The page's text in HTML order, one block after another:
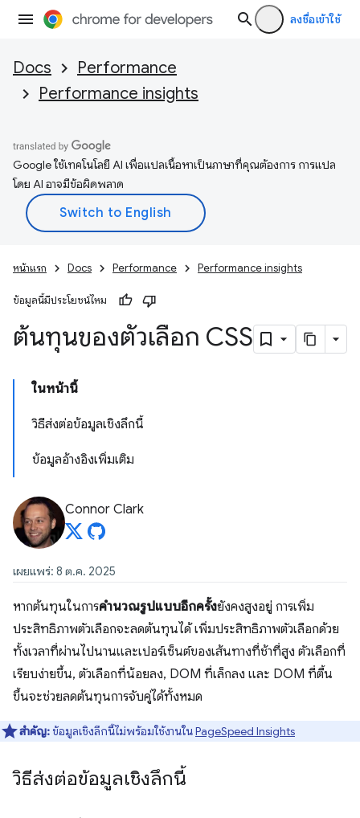
ลงชื่อเข้าใช้
Docs
Performance
Performance insights
Google ใช้เทคโนโลยี AI เพื่อแปลเนื้อหาเป็นภาษาที่คุณต้องการ การแปล
โดย AI อาจมีข้อผิดพลาด
หน้าแรก Docs Performance Performance insights
ข้อมูลนี้มีประโยชน์ไหม
ต้นทุนของตัวเลือก CSS
ในหน้านี้
วิธีส่งต่อข้อมูลเชิงลึกนี้
ข้อมูลอ้างอิงเพิ่มเติม
Connor Clark
เผยแพร่: 8 ต.ค. 2025
หากต้นทุนในการคำนวณรูปแบบอีกครั้งยังคงสูงอยู่ การเพิ่ม
ประสิทธิภาพตัวเลือกจะลดต้นทุนได้ เพิ่มประสิทธิภาพตัวเลือกด้วย
ทั้งเวลาที่ผ่านไปนานและเปอร์เซ็นต์ของเส้นทางที่ช้าที่สูง ตัวเลือกที่
เรียบง่ายขึ้น, ตัวเลือกที่น้อยลง, DOM ที่เล็กลง และ DOM ที่ตื้น
ขึ้นจะช่วยลดต้นทุนการจับคู่ได้ทั้งหมด
สำคัญ: ข้อมูลเชิงลึกนี้ไม่พร้อมใช้งานในPageSpeed Insights
วิธีส่งต่อข้อมูลเชิงลึกนี้